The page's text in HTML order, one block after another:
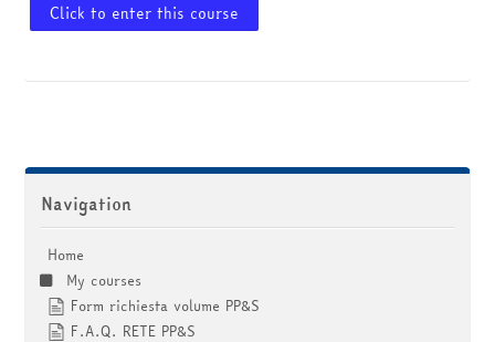
Click to enter this course
Skip Navigation
Navigation
Home
My courses
Form richiesta volume PP&S
F.A.Q. RETE PP&S